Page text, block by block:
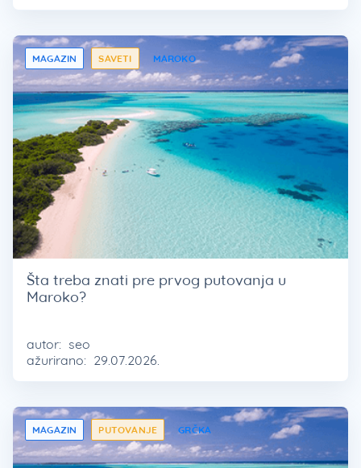
MAGAZIN SAVETI MAROKO
Šta treba znati pre prvog putovanja u
Maroko?
autor: seo
ažurirano: 29.07.2026.
MAGAZIN PUTOVANJE GRČKA